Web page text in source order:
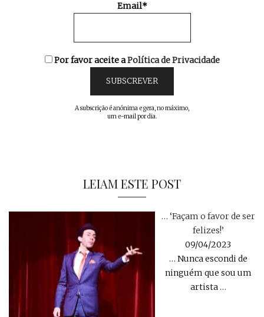
Email*
Por favor aceite aPolítica de Privacidade
A subscrição é anónima e gera, no máximo,
um e-mail por dia.
LEIAM ESTE POST
… ‘Façam o favor de ser
felizes!’
09/04/2023
… Nunca escondi de
ninguém que sou um
artista …